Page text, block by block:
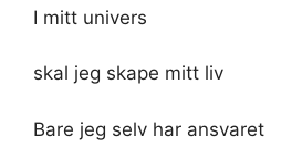
I mitt univers
skal jeg skape mitt liv
Bare jeg selv har ansvaret